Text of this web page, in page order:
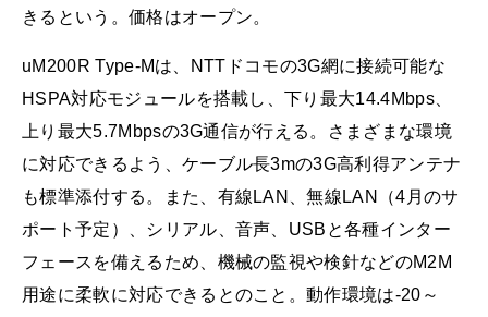
きるという。価格はオープン。
uM200R Type-Mは、NTTドコモの3G網に接続可能な
HSPA対応モジュールを搭載し、下り最大14.4Mbps、
上り最大5.7Mbpsの3G通信が行える。さまざまな環境
に対応できるよう、ケーブル長3mの3G高利得アンテナ
も標準添付する。また、有線LAN、無線LAN（4月のサ
ポート予定）、シリアル、音声、USBと各種インター
フェースを備えるため、機械の監視や検針などのM2M
用途に柔軟に対応できるとのこと。動作環境は-20～